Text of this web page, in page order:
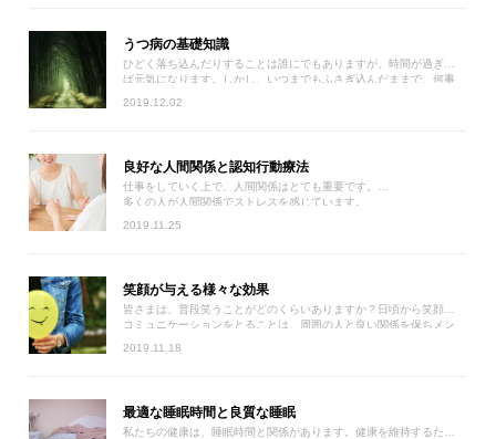
うつ病の基礎知識
ひどく落ち込んだりすることは誰にでもありますが、時間が過ぎれ
ば元気になります。しかし、いつまでもふさぎ込んだままで、何事
の病気である「うつ病」の基礎知識をご紹介します。
2019.12.02
良好な人間関係と認知行動療法
仕事をしていく上で、人間関係はとても重要です。
多くの人が人間関係でストレスを感じています。
分自身のメンタルケアについてお伝えいたします。
2019.11.25
笑顔が与える様々な効果
皆さまは、普段笑うことがどのくらいありますか？日頃から笑顔で
コミュニケーションをとることは、周囲の人と良い関係を保ちメン
を多方面からご紹介していきます。
2019.11.18
最適な睡眠時間と良質な睡眠
私たちの健康は、睡眠時間と関係があります。健康を維持するため